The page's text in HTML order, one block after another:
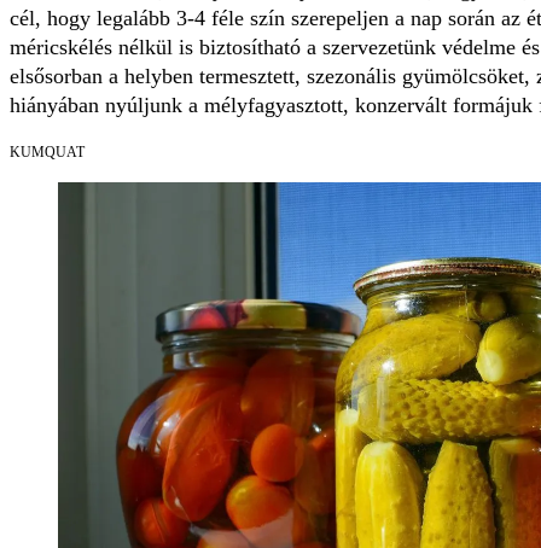
cél, hogy legalább 3-4 féle szín szerepeljen a nap során az
méricskélés nélkül is biztosítható a szervezetünk védelme
elsősorban a helyben termesztett, szezonális gyümölcsöket,
hiányában nyúljunk a mélyfagyasztott, konzervált formájuk
KUMQUAT